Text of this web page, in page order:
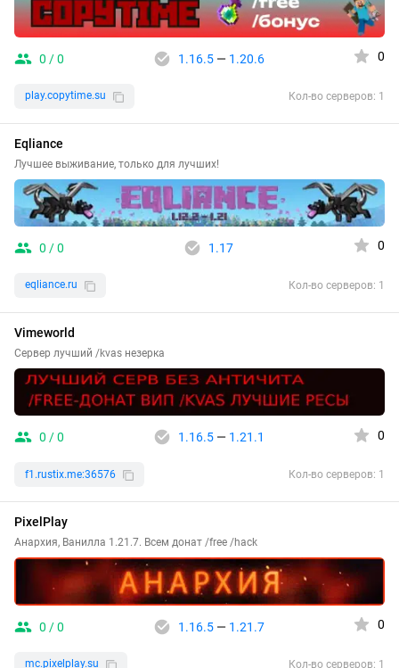
0 / 0 1.16.5— 1.20.6 0
play.copytime.su Кол-во серверов: 1
Eqliance
Лучшее выживание, только для лучших!
0 / 0 1.17 0
eqliance.ru Кол-во серверов: 1
Vimeworld
Сервер лучший /kvas незерка
0 / 0 1.16.5— 1.21.1 0
f1.rustix.me:36576 Кол-во серверов: 1
PixelPlay
Анархия, Ванилла 1.21.7. Всем донат /free /hack
0 / 0 1.16.5— 1.21.7 0
mc.pixelplay.su Кол-во серверов: 1